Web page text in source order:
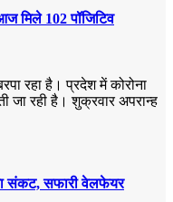
मिले 102 पॉजिटिव
रहा है। प्रदेश में कोरोना
जा रही है। शुक्रवार अपरान्ह
का संकट, सफारी वेलफेयर